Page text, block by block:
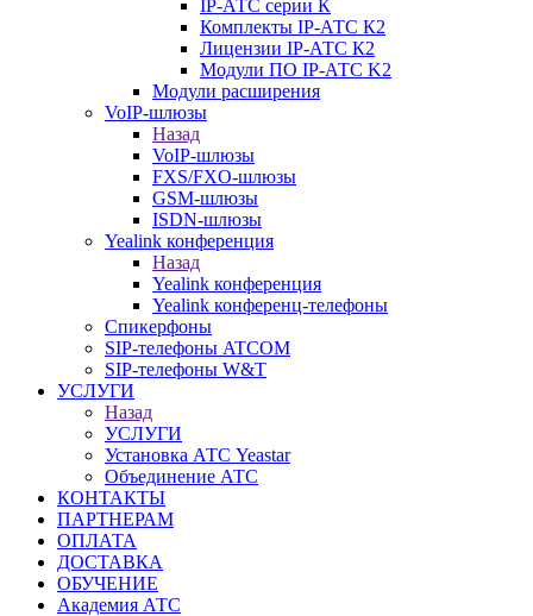
IP-АТС серии К
Комплекты IP-АТС К2
Лицензии IP-АТС К2
Модули ПО IP-АТС K2
Модули расширения
VoIP-шлюзы
Назад
VoIP-шлюзы
FXS/FXO-шлюзы
GSM-шлюзы
ISDN-шлюзы
Yealink конференция
Назад
Yealink конференция
Yealink конференц-телефоны
Спикерфоны
SIP-телефоны ATCOM
SIP-телефоны W&T
УСЛУГИ
Назад
УСЛУГИ
Установка АТС Yeastar
Объединение АТС
КОНТАКТЫ
ПАРТНЕРАМ
ОПЛАТА
ДОСТАВКА
ОБУЧЕНИЕ
Академия АТС